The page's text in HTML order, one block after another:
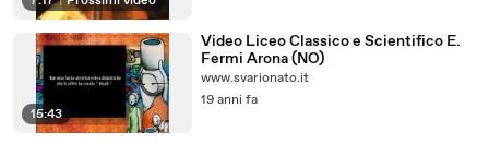
15:43
Video Liceo Classico e Scientifico E.
Fermi Arona (NO)
www.svarionato.it
19 anni fa